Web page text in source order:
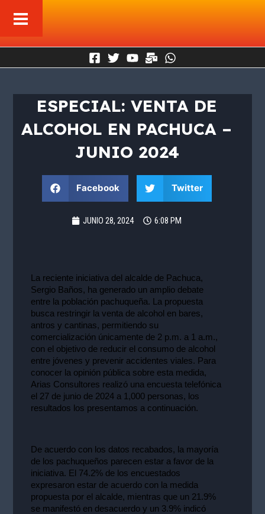
contenido
ESPECIAL: VENTA DE
ALCOHOL EN PACHUCA –
JUNIO 2024
Facebook Twitter
JUNIO 28, 2024 6:08 PM
La reciente iniciativa del alcalde de Pachuca,
Sergio Baños, ha generado un amplio debate
entre la población pachuqueña. La propuesta
busca restringir la venta de alcohol en bares,
antros y cantinas, permitiendo su
comercialización únicamente de 2 p.m. a 1 a.m.,
con el objetivo de reducir el consumo de alcohol
entre jóvenes y prevenir accidentes viales. Para
conocer la opinión pública sobre esta medida,
Arias Consultores realizó una encuesta telefónica
el 27 de junio de 2024 a 1,000 personas, los
resultados los presentamos a continuación.
De acuerdo con los datos recabados, la mayoría
de los pachuqueños parecen estar a favor de la
iniciativa. El 74.2% de los encuestados
expresaron estar de acuerdo con la medida
propuesta por el alcalde, mientras que un 21.9%
se manifestó en desacuerdo y un 3.9% indicó